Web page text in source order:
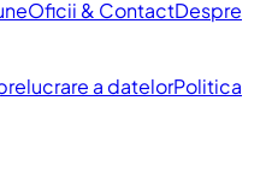
Oficii & ContactDespre
a datelorPolitica